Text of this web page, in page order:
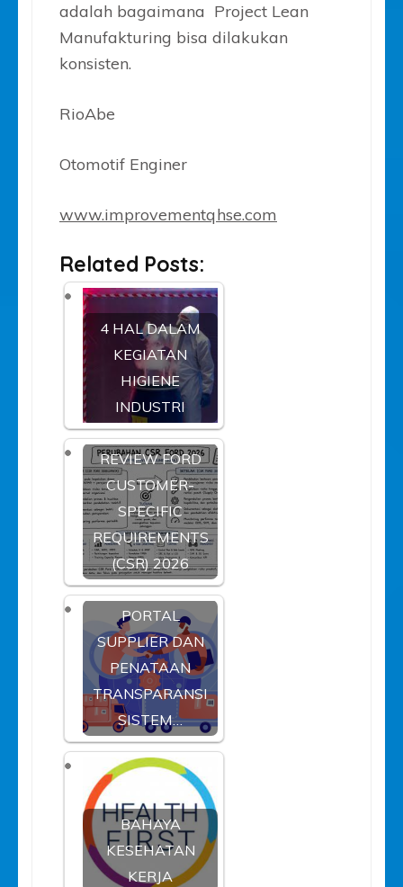
adalah bagaimana Project Lean
Manufakturing bisa dilakukan
konsisten.
RioAbe
Otomotif Enginer
www.improvementqhse.com
Related Posts:
4 HAL DALAM
KEGIATAN
HIGIENE
INDUSTRI
REVIEW FORD
CUSTOMER-
SPECIFIC
REQUIREMENTS
(CSR) 2026
PORTAL
SUPPLIER DAN
PENATAAN
TRANSPARANSI
SISTEM…
BAHAYA
KESEHATAN
KERJA